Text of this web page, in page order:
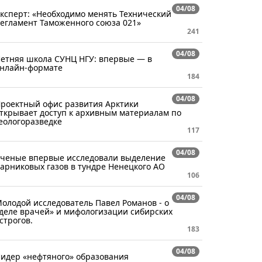
04/08
«Необходимо менять Технический
Таможенного союза 021»
241
04/08
школа СУНЦ НГУ: впервые — в
формате
184
04/08
офис развития Арктики
доступ к архивным материалам по
117
04/08
впервые исследовали выделение
газов в тундре Ненецкого АО
106
04/08
исследователь Павел Романов - о
врачей» и мифологизации сибирских
183
04/08
«нефтяного» образования